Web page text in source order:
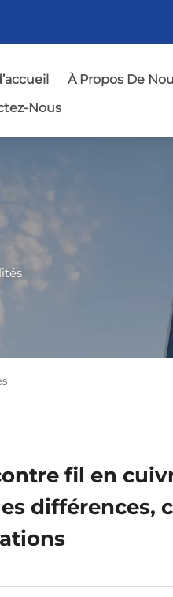
À Propos De
Nous
fil en
différences,